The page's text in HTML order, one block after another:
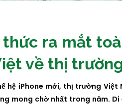
ra mắt
về thị
hệ iPhone mới, thị trường
mong chờ nhất trong năm.